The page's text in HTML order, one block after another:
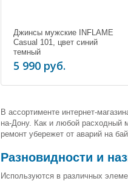
Джинсы мужские INFLAME
Casual 101, цвет синий
темный
5 990 руб.
В ассортименте интернет-
на-Дону. Как и любой расходный
ремонт убережет от аварий на
Разновидности и
Используются в различных